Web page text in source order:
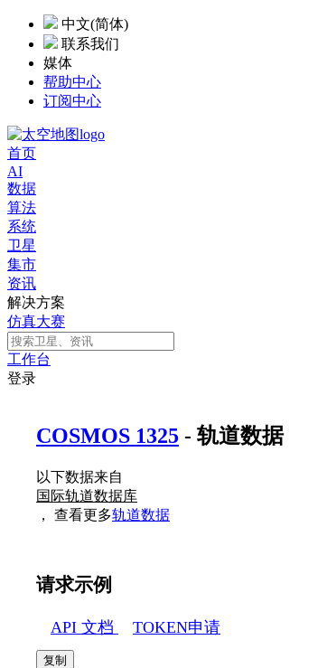
中文(简体)
联系我们
媒体
帮助中心
订阅中心
首页
AI
数据
算法
系统
卫星
集市
资讯
解决方案
仿真大赛
工作台
登录
COSMOS 1325 - 轨道数据
以下数据来自
国际轨道数据库
， 查看更多轨道数据
请求示例
API 文档 TOKEN申请
复制